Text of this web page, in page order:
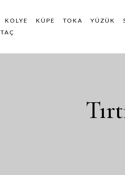
KOLYE KÜPE TOKA YÜZÜK
TAÇ